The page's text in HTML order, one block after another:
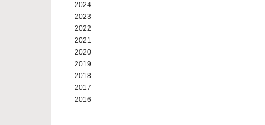
2024
2023
2022
2021
2020
2019
2018
2017
2016